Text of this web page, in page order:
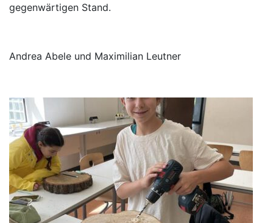
gegenwärtigen Stand.
Andrea Abele und Maximilian Leutner